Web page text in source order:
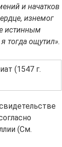
и начатков
изнемог
истинным
тогда ощутил».
(1547 г.
(См.